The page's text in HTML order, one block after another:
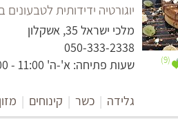
(9)
יוגורטיה ידידותית לטבעונים
מלכי ישראל 35, אשקלון
050-333-2338‏
שעות פתיחה: א'-ה' 11:00 - 23:00, ו' 11:00 - 17:00, ש' 21:00 - 00:00
גלידה | כשר | קינוחים |